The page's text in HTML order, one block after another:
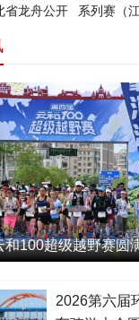
省龙舟公开
系列赛（
和100超级越野赛圆
2026第六届